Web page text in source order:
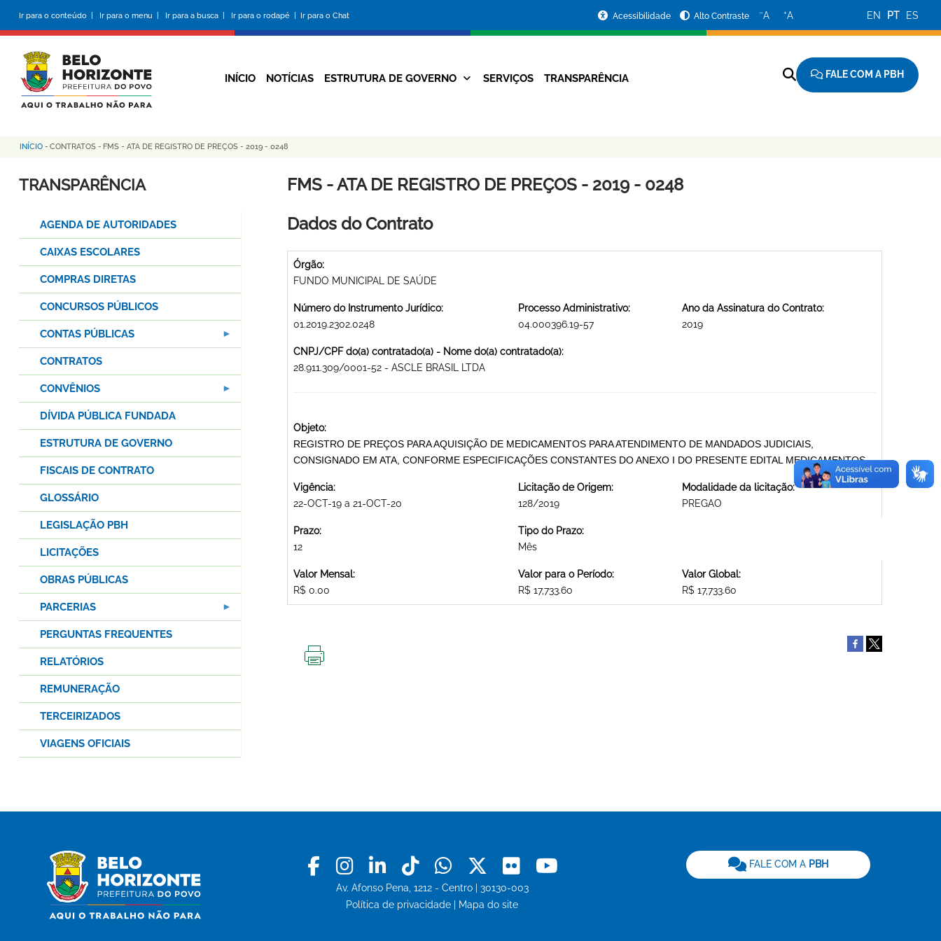
conteúdo
principal
Ir para o conteúdo | Ir para o menu | Ir para a busca | Ir para o rodapé | Ir para o Chat
da
Prefeitura
Acessibilidade Alto Contraste −A +A EN PT ES
Navegação
INÍCIO NOTÍCIAS ESTRUTURA DE GOVERNO SERVIÇOS TRANSPARÊNCIA FALE COM A PBH
Trilha
de
INÍCIO - CONTRATOS - FMS - ATA DE REGISTRO DE PREÇOS - 2019 - 0248
FMS - ATA DE REGISTRO DE PREÇOS - 2019 - 0248
Dados do Contrato
Órgão:
FUNDO MUNICIPAL DE SAÚDE
Número do Instrumento Jurídico:
01.2019.2302.0248
Processo Administrativo:
04.000396.19-57
Ano da Assinatura do Contrato:
2019
CNPJ/CPF do(a) contratado(a) - Nome do(a) contratado(a):
28.911.309/0001-52 - ASCLE BRASIL LTDA
Objeto:
REGISTRO DE PREÇOS PARA AQUISIÇÃO DE MEDICAMENTOS PARA ATENDIMENTO DE MANDADOS JUDICIAIS,
CONSIGNADO EM ATA, CONFORME ESPECIFICAÇÕES CONSTANTES DO ANEXO I DO PRESENTE EDITAL MEDICAMENTOS
Vigência:
22-OCT-19 a 21-OCT-20
Licitação de Origem:
128/2019
Modalidade da licitação:
PREGAO
Prazo:
12
Tipo do Prazo:
Mês
Valor Mensal:
R$ 0.00
Valor para o Período:
R$ 17,733.60
Valor Global:
R$ 17,733.60
TRANSPARÊNCIA
AGENDA DE AUTORIDADES
CAIXAS ESCOLARES
COMPRAS DIRETAS
CONCURSOS PÚBLICOS
CONTAS PÚBLICAS
CONTRATOS
CONVÊNIOS
DÍVIDA PÚBLICA FUNDADA
ESTRUTURA DE GOVERNO
FISCAIS DE CONTRATO
GLOSSÁRIO
LEGISLAÇÃO PBH
LICITAÇÕES
OBRAS PÚBLICAS
PARCERIAS
PERGUNTAS FREQUENTES
RELATÓRIOS
REMUNERAÇÃO
TERCEIRIZADOS
VIAGENS OFICIAIS
Facebook
Instagram
LinkedinTiktokWhatsapp
X Flickr
Av. Afonso Pena, 1212 - Centro | 30130-003
Política de privacidade
Mapa do site
FALE COM A PBH